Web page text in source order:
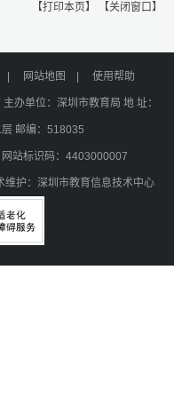
【打印本页】 【关闭窗口】
网站地图 使用帮助
办单位：深圳市教育局 地 址：
邮编：518035
站标识码：4403000007
维护：深圳市教育信息技术中心